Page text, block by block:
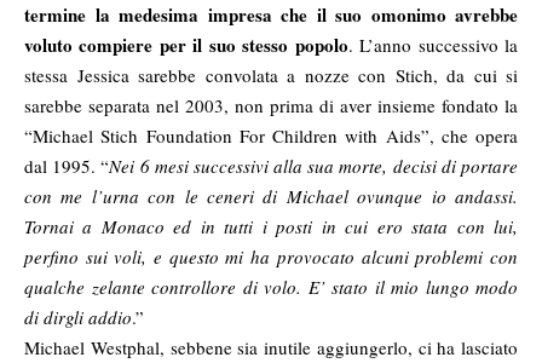
termine la medesima impresa che il suo omonimo avrebbe
voluto compiere per il suo stesso popolo. L’anno successivo la
stessa Jessica sarebbe convolata a nozze con Stich, da cui si
sarebbe separata nel 2003, non prima di aver insieme fondato la
“Michael Stich Foundation For Children with Aids”, che opera
dal 1995. “Nei 6 mesi successivi alla sua morte, decisi di portare
con me l’urna con le ceneri di Michael ovunque io andassi.
Tornai a Monaco ed in tutti i posti in cui ero stata con lui,
perfino sui voli, e questo mi ha provocato alcuni problemi con
qualche zelante controllore di volo. E’ stato il mio lungo modo
di dirgli addio.”
Michael Westphal, sebbene sia inutile aggiungerlo, ci ha lasciato